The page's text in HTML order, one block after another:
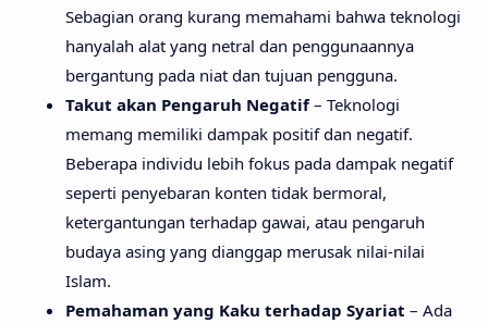
Sebagian orang kurang memahami bahwa teknologi
hanyalah alat yang netral dan penggunaannya
bergantung pada niat dan tujuan pengguna.
Takut akan Pengaruh Negatif– Teknologi
memang memiliki dampak positif dan negatif.
Beberapa individu lebih fokus pada dampak negatif
seperti penyebaran konten tidak bermoral,
ketergantungan terhadap gawai, atau pengaruh
budaya asing yang dianggap merusak nilai-nilai
Islam.
Pemahaman yang Kaku terhadap Syariat – Ada